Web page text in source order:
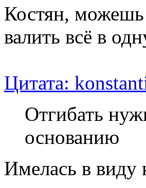
Костян,
валить всё в
Цитата:
Отгибать
основанию
Имелась в виду